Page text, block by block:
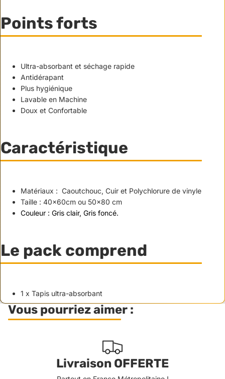
Points forts
Ultra-absorbant et séchage rapide
Antidérapant
Plus hygiénique
Lavable en Machine
Doux et Confortable
Caractéristique
Matériaux : Caoutchouc, Cuir et Polychlorure de vinyle
Taille : 40x60cm ou 50x80 cm
Couleur : Gris clair, Gris foncé.
Le pack comprend
1 x Tapis ultra-absorbant
Vous pourriez aimer :
Livraison OFFERTE